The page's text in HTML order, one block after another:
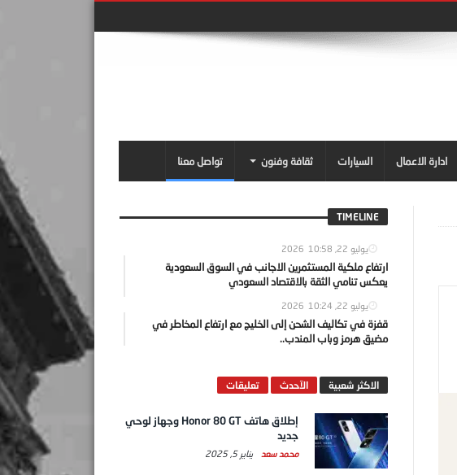
ادارة الاعمال السيارات ثقافة وفنون تواصل معنا
TIMELINE
يوليو 22, 2026 10:58
ارتفاع ملكية المستثمرين الاجانب في السوق السعودية
يعكس تنامي الثقة بالاقتصاد السعودي
يوليو 22, 2026 10:24
قفزة في تكاليف الشحن إلى الخليج مع ارتفاع المخاطر في
مضيق هرمز وباب المندب..
الاكثر شعبية الآحدث تعليقات
إطلاق هاتف Honor 80 GT وجهاز لوحي
جديد
محمد سعد يناير 5, 2025